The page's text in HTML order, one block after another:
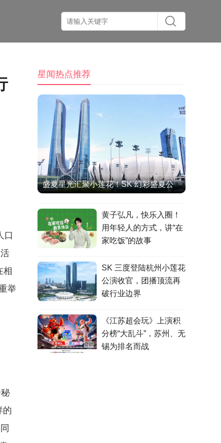
口
相
举
的
星闻热点推荐
盛夏星光汇聚小莲花！SK 幻彩盛夏公
黄子弘凡，快乐入圈！
用年轻人的方式，讲“在
家吃饭”的故事
SK 三度登陆杭州小莲花
公演收官，团播顶流再
破行业边界
《江苏超会玩》上演积
分榜“大乱斗”，苏州、无
锡为排名而战